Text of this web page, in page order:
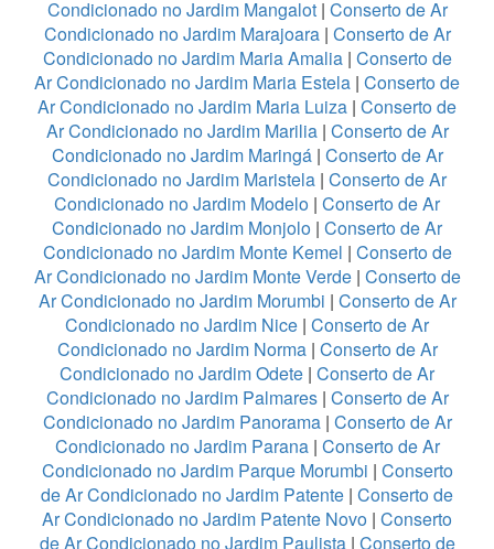
Condicionado no Jardim Mangalot| Conserto de Ar
Condicionado no Jardim Marajoara| Conserto de Ar
Condicionado no Jardim Maria Amalia| Conserto de
Ar Condicionado no Jardim Maria Estela | Conserto de
Ar Condicionado no Jardim Maria Luiza | Conserto de
Ar Condicionado no Jardim Marilia| Conserto de Ar
Condicionado no Jardim Maringá| Conserto de Ar
Condicionado no Jardim Maristela | Conserto de Ar
Condicionado no Jardim Modelo | Conserto de Ar
Condicionado no Jardim Monjolo | Conserto de Ar
Condicionado no Jardim Monte Kemel | Conserto de
Ar Condicionado no Jardim Monte Verde| Conserto de
Ar Condicionado no Jardim Morumbi | Conserto de Ar
Condicionado no Jardim Nice | Conserto de Ar
Condicionado no Jardim Norma| Conserto de Ar
Condicionado no Jardim Odete | Conserto de Ar
Condicionado no Jardim Palmares| Conserto de Ar
Condicionado no Jardim Panorama| Conserto de Ar
Condicionado no Jardim Parana| Conserto de Ar
Condicionado no Jardim Parque Morumbi | Conserto
de Ar Condicionado no Jardim Patente | Conserto de
Ar Condicionado no Jardim Patente Novo | Conserto
de Ar Condicionado no Jardim Paulista| Conserto de